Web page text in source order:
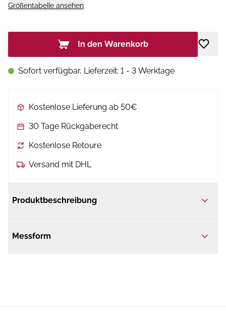
Größentabelle ansehen
In den Warenkorb
Sofort verfügbar, Lieferzeit: 1 - 3 Werktage
Kostenlose Lieferung ab 50€
30 Tage Rückgaberecht
Kostenlose Retoure
Versand mit DHL
Produktbeschreibung
Messform